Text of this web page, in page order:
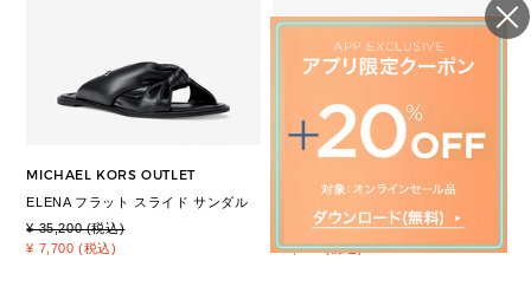
MICHAEL KORS OUTLET
ELENA フラット スライド サンダル
¥ 35,200 (税込)
¥ 7,700 (税込)
¥ 35,200 (税込)
¥ 7,700 (税込)